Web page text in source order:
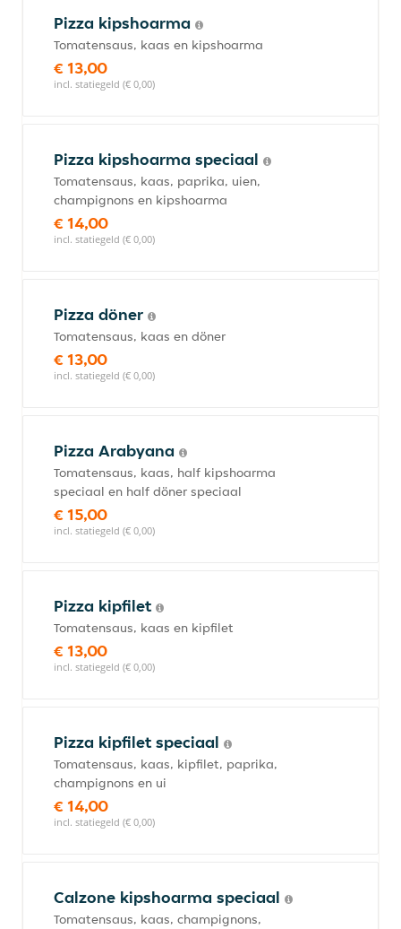
Pizza kipshoarma
Tomatensaus, kaas en kipshoarma
€ 13,00
incl. statiegeld (€ 0,00)
Pizza kipshoarma speciaal
Tomatensaus, kaas, paprika, uien,
champignons en kipshoarma
€ 14,00
incl. statiegeld (€ 0,00)
Pizza döner
Tomatensaus, kaas en döner
€ 13,00
incl. statiegeld (€ 0,00)
Pizza Arabyana
Tomatensaus, kaas, half kipshoarma
speciaal en half döner speciaal
€ 15,00
incl. statiegeld (€ 0,00)
Pizza kipfilet
Tomatensaus, kaas en kipfilet
€ 13,00
incl. statiegeld (€ 0,00)
Pizza kipfilet speciaal
Tomatensaus, kaas, kipfilet, paprika,
champignons en ui
€ 14,00
incl. statiegeld (€ 0,00)
Calzone kipshoarma speciaal
Tomatensaus, kaas, champignons,